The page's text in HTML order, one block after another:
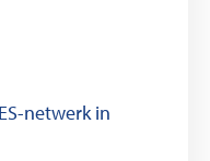
netwerk in